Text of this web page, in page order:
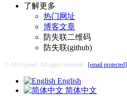
了解更多
热门网址
博客文章
防失联二维码
防失联(github)
© AHAspeed. All rights reserved [email protected]
English
简体中文